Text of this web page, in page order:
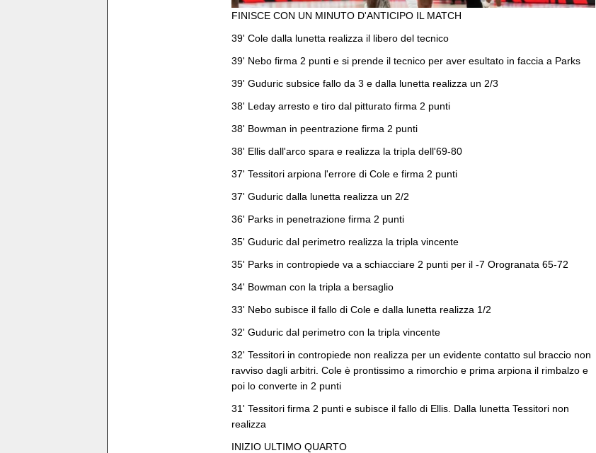
FINISCE CON UN MINUTO D'ANTICIPO IL MATCH
39' Cole dalla lunetta realizza il libero del tecnico
39' Nebo firma 2 punti e si prende il tecnico per aver esultato in faccia a Parks
39' Guduric subsice fallo da 3 e dalla lunetta realizza un 2/3
38' Leday arresto e tiro dal pitturato firma 2 punti
38' Bowman in peentrazione firma 2 punti
38' Ellis dall'arco spara e realizza la tripla dell'69-80
37' Tessitori arpiona l'errore di Cole e firma 2 punti
37' Guduric dalla lunetta realizza un 2/2
36' Parks in penetrazione firma 2 punti
35' Guduric dal perimetro realizza la tripla vincente
35' Parks in contropiede va a schiacciare 2 punti per il -7 Orogranata 65-72
34' Bowman con la tripla a bersaglio
33' Nebo subisce il fallo di Cole e dalla lunetta realizza 1/2
32' Guduric dal perimetro con la tripla vincente
32' Tessitori in contropiede non realizza per un evidente contatto sul braccio non
ravviso dagli arbitri. Cole è prontissimo a rimorchio e prima arpiona il rimbalzo e
poi lo converte in 2 punti
31' Tessitori firma 2 punti e subisce il fallo di Ellis. Dalla lunetta Tessitori non
realizza
INIZIO ULTIMO QUARTO